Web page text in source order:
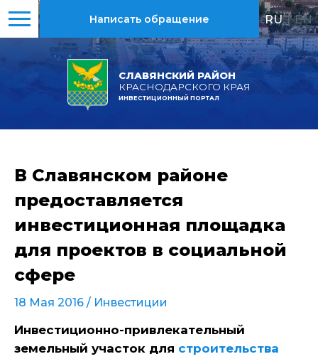
СЛАВЯНСКИЙ РАЙОН
КРАСНОДАРСКОГО КРАЯ
ИНВЕСТИЦИОННЫЙ ПОРТАЛ
Написать обращение RU | EN
В Славянском районе
предоставляется
инвестиционная площадка
для проектов в социальной
сфере
18 Мая 2016 / Инвестиции
Инвестиционно-привлекательный
земельный участок для строительства